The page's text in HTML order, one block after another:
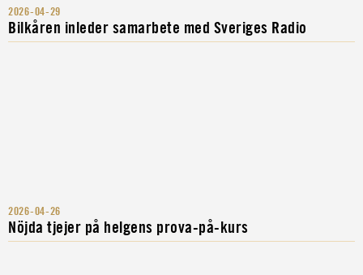
2026-04-29
Bilkåren inleder samarbete med Sveriges Radio
2026-04-26
Nöjda tjejer på helgens prova-på-kurs